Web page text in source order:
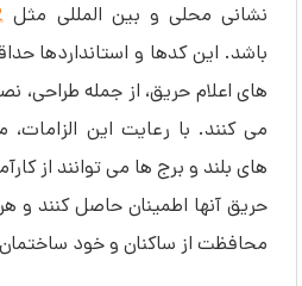
نشانی محلی و بین المللی مثل
باشد. این کدها و استانداردها
های اعلام حریق، از جمله طراحی،
می کنند. با رعایت این الزامات،
های بلند و برج ها می توانند از
حریق آنها اطمینان حاصل کنند و
محافظت از ساکنان و خود